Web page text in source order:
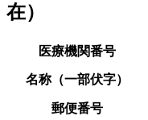
在）
医療機関番号
名称（一部伏字）
郵便番号